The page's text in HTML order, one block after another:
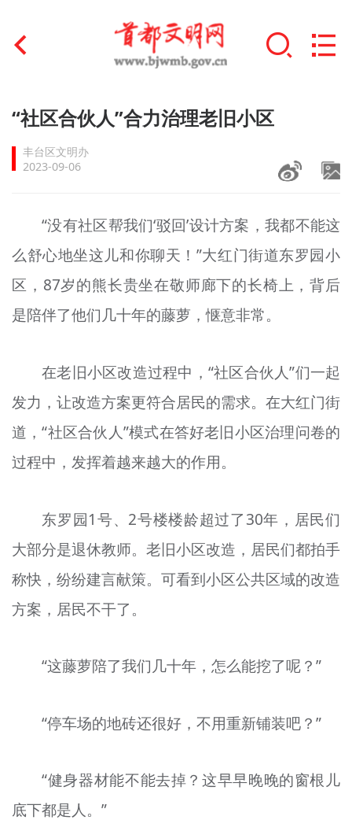
首页
文明创建
文明培育
+
未成年人思想道德建设
榜样人物
+
文明评论
北京宣传文化引导基金
宣传思想文化人才
资料库
+
“社区合伙人”合力治理老旧小区
丰台区文明办
2023-09-06
“没有社区帮我们‘驳回’设计方案，我都不能这
么舒心地坐这儿和你聊天！”大红门街道东罗园小
区，87岁的熊长贵坐在敬师廊下的长椅上，背后
是陪伴了他们几十年的藤萝，惬意非常。
在老旧小区改造过程中，“社区合伙人”们一起
发力，让改造方案更符合居民的需求。在大红门街
道，“社区合伙人”模式在答好老旧小区治理问卷的
过程中，发挥着越来越大的作用。
东罗园1号、2号楼楼龄超过了30年，居民们
大部分是退休教师。老旧小区改造，居民们都拍手
称快，纷纷建言献策。可看到小区公共区域的改造
方案，居民不干了。
“这藤萝陪了我们几十年，怎么能挖了呢？”
“停车场的地砖还很好，不用重新铺装吧？”
“健身器材能不能去掉？这早早晚晚的窗根儿
底下都是人。”